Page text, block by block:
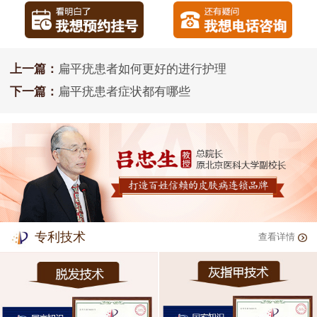
上一篇： 扁平疣患者如何更好的进行护理
下一篇： 扁平疣患者症状都有哪些
专利技术 查看详情